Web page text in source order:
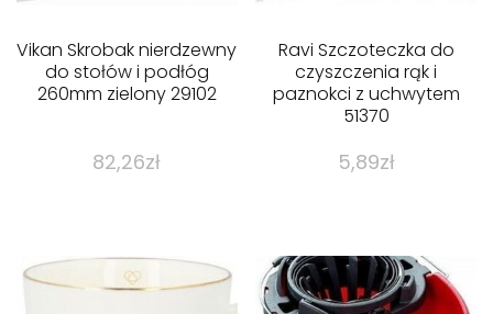
Vikan Skrobak nierdzewny
do stołów i podłóg
260mm zielony 29102
82,26zł
Ravi Szczoteczka do
czyszczenia rąk i
paznokci z uchwytem
51370
5,89zł